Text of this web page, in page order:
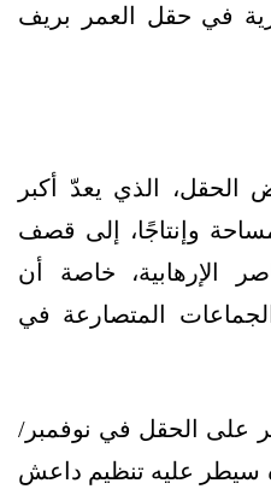
في حقل العمر بريف
الحقل، الذي يعدّ أكبر
وإنتاجًا، إلى قصف
الإرهابية، خاصة أن
المتصارعة في
على الحقل في نوفمبر/
2013، وبعده سيطر عليه تنظيم داعش